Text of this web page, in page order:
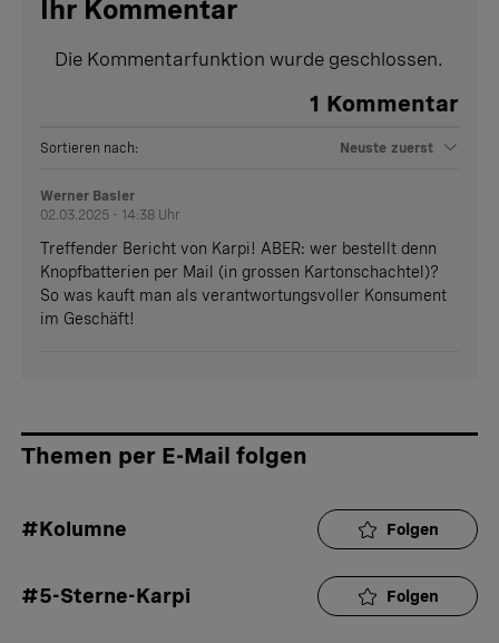
Ihr Kommentar
Die Kommentarfunktion wurde geschlossen.
1 Kommentar
Sortieren nach: Neuste zuerst
Werner Basler
02.03.2025 - 14:38 Uhr
Treffender Bericht von Karpi! ABER: wer bestellt denn
Knopfbatterien per Mail (in grossen Kartonschachtel)?
So was kauft man als verantwortungsvoller Konsument
im Geschäft!
Themen per E-Mail folgen
#Kolumne Folgen
#5-Sterne-Karpi Folgen